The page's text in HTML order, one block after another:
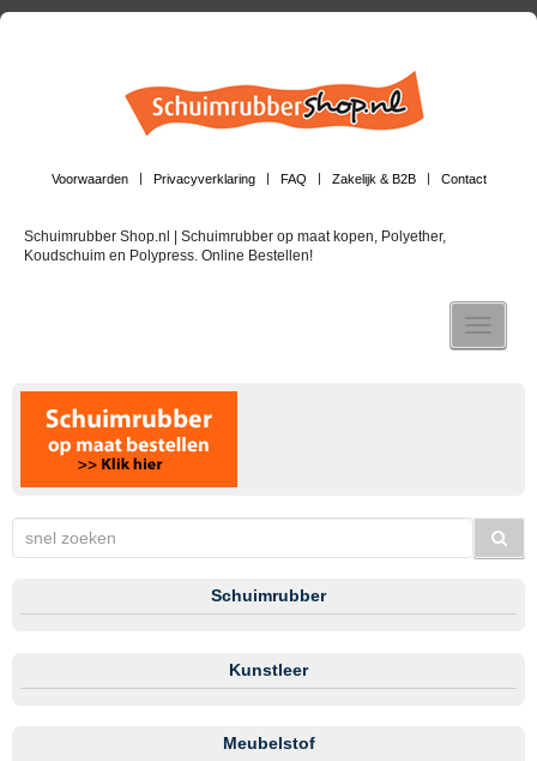
Voorwaarden Privacyverklaring FAQ Zakelijk & B2B Contact
Schuimrubber Shop.nl | Schuimrubber op maat kopen, Polyether,
Koudschuim en Polypress. Online Bestellen!
Toggle
Schuimrubber
Kunstleer
Meubelstof